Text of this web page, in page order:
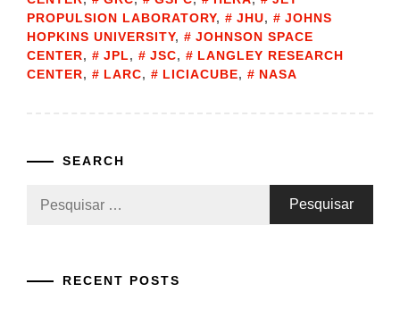
PROPULSION LABORATORY, JHU,
JOHNS
HOPKINS UNIVERSITY,
JOHNSON SPACE
CENTER, JPL, JSC,
LANGLEY RESEARCH
CENTER, LARC, LICIACUBE, NASA
SEARCH
RECENT POSTS